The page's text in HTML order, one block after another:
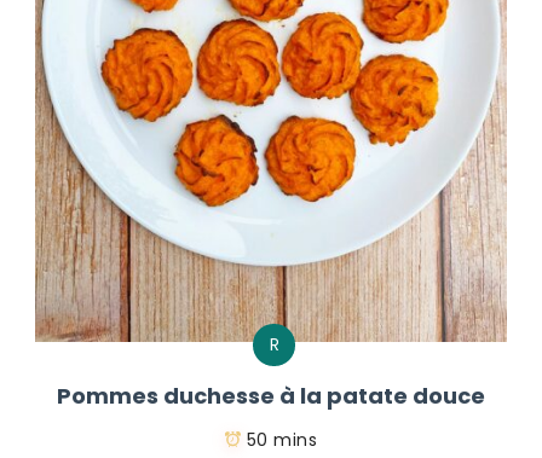
R
Pommes duchesse à la patate douce
50 mins